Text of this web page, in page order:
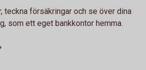
teckna försäkringar och se över dina
som ett eget bankkontor hemma.